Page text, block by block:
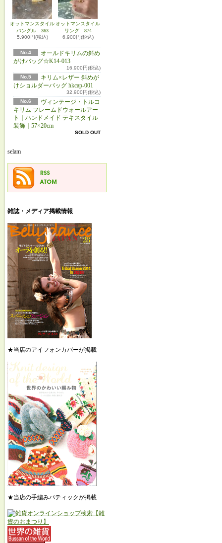
オットマンスタイル
バングル 363
5,900円(税込)
オットマンスタイル
リング 874
6,900円(税込)
No.4
オールドキリムの斜め
がけバッグ☆K14-013
16,900円(税込)
No.5
キリム×レザー 斜めが
けショルダーバッグ hkcap-001
32,900円(税込)
No.6
ヴィンテージ・トルコ
キリム フレームドウォールアー
ト｜ハンドメイド テキスタイル
装飾｜57×20cm
SOLD OUT
selam
雑誌・メディア掲載情報
★当店のアイフォンカバーが掲載
★当店の手編みパティックが掲載